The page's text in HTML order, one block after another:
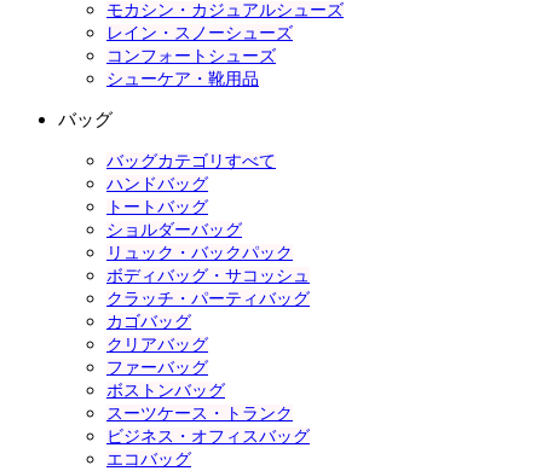
モカシン・カジュアルシューズ
レイン・スノーシューズ
コンフォートシューズ
シューケア・靴用品
バッグ
バッグカテゴリすべて
ハンドバッグ
トートバッグ
ショルダーバッグ
リュック・バックパック
ボディバッグ・サコッシュ
クラッチ・パーティバッグ
カゴバッグ
クリアバッグ
ファーバッグ
ボストンバッグ
スーツケース・トランク
ビジネス・オフィスバッグ
エコバッグ